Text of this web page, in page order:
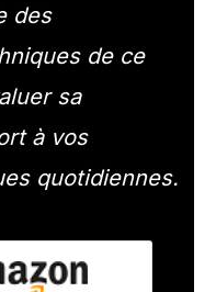
des
de ce
sa
à vos
quotidiennes.